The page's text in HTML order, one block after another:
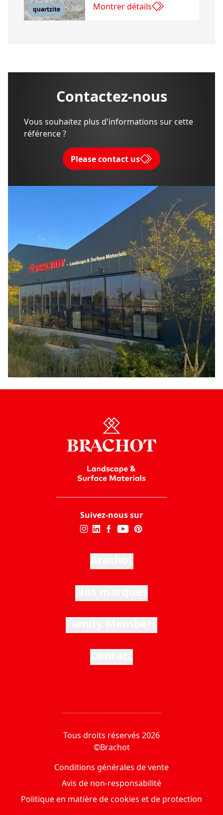
quartzite Montrer détails
Contactez-nous
Vous souhaitez plus d'informations sur cette
référence ?
Please contact us
Suivez-nous sur
Tous droits réservés 2026
©Brachot
Conditions générales de vente
Avis de non-responsabilité
Politique en matière de cookies et de protection